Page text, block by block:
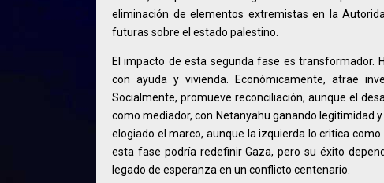
eliminación de elementos extremistas en la
futuras sobre el estado palestino.
El impacto de esta segunda fase es transformador.
con ayuda y vivienda. Económicamente, atrae
Socialmente, promueve reconciliación, aunque el
como mediador, con Netanyahu ganando legitimidad
elogiado el marco, aunque la izquierda lo critica
esta fase podría redefinir Gaza, pero su éxito
legado de esperanza en un conflicto centenario.